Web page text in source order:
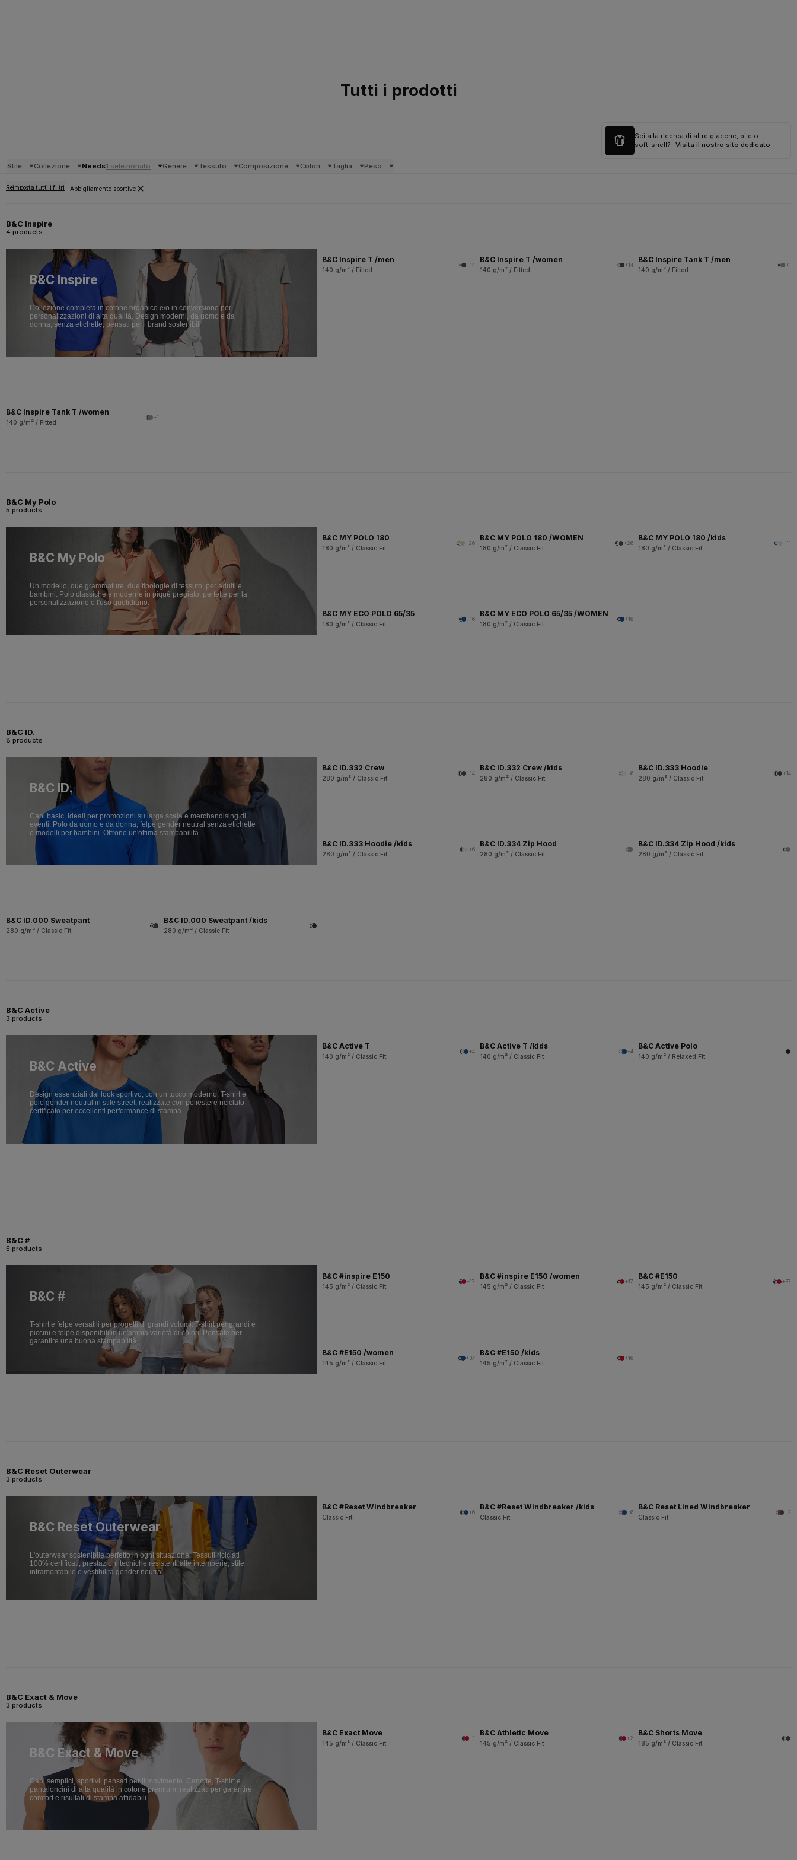
Tutti i prodotti
Sei alla ricerca di altre giacche, pile o
soft-shell?
Visita il nostro sito dedicato
Stile Collezione Needs1 selezionato Genere Tessuto Composizione Colori Taglia Peso
Reimposta tutti i filtri Abbigliamento sportive
B&C Inspire
4 products
B&C Inspire
Collezione completa in cotone organico e/o in conversione per
personalizzazioni di alta qualità. Design moderni, da uomo e da
donna, senza etichette, pensati per i brand sostenibili.
B&C Inspire T /men
140 g/m² / Fitted
+14
B&C Inspire T /women
140 g/m² / Fitted
+14
B&C Inspire Tank T /men
140 g/m² / Fitted
+1
B&C Inspire Tank T /women
140 g/m² / Fitted
+1
B&C My Polo
5 products
B&C My Polo
Un modello, due grammature, due tipologie di tessuto, per adulti e
bambini. Polo classiche e moderne in piqué pregiato, perfette per la
personalizzazione e l'uso quotidiano.
B&C MY POLO 180
180 g/m² / Classic Fit
+26
B&C MY POLO 180 /WOMEN
180 g/m² / Classic Fit
+26
B&C MY POLO 180 /kids
180 g/m² / Classic Fit
+11
B&C MY ECO POLO 65/35
180 g/m² / Classic Fit
+16
B&C MY ECO POLO 65/35 /WOMEN
180 g/m² / Classic Fit
+16
B&C ID.
8 products
B&C ID.
Capi basic, ideali per promozioni su larga scala e merchandising di
eventi. Polo da uomo e da donna, felpe gender neutral senza etichette
e modelli per bambini. Offrono un'ottima stampabilità.
B&C ID.332 Crew
280 g/m² / Classic Fit
+14
B&C ID.332 Crew /kids
280 g/m² / Classic Fit
+6
B&C ID.333 Hoodie
280 g/m² / Classic Fit
+14
B&C ID.333 Hoodie /kids
280 g/m² / Classic Fit
+6
B&C ID.334 Zip Hood
280 g/m² / Classic Fit
B&C ID.334 Zip Hood /kids
280 g/m² / Classic Fit
B&C ID.000 Sweatpant
280 g/m² / Classic Fit
B&C ID.000 Sweatpant /kids
280 g/m² / Classic Fit
B&C Active
3 products
B&C Active
Design essenziali dal look sportivo, con un tocco moderno. T-shirt e
polo gender neutral in stile street, realizzate con poliestere riciclato
certificato per eccellenti performance di stampa.
B&C Active T
140 g/m² / Classic Fit
+4
B&C Active T /kids
140 g/m² / Classic Fit
+4
B&C Active Polo
140 g/m² / Relaxed Fit
B&C #
5 products
B&C #
T-shirt e felpe versatili per progetti di grandi volumi. T-shirt per grandi e
piccini e felpe disponibili in un'ampia varietà di colori. Pensate per
garantire una buona stampabilità.
B&C #inspire E150
145 g/m² / Classic Fit
+17
B&C #inspire E150 /women
145 g/m² / Classic Fit
+17
B&C #E150
145 g/m² / Classic Fit
+37
B&C #E150 /women
145 g/m² / Classic Fit
+37
B&C #E150 /kids
145 g/m² / Classic Fit
+16
B&C Reset Outerwear
3 products
B&C Reset Outerwear
L'outerwear sostenibile perfetto in ogni situazione. Tessuti riciclati
100% certificati, prestazioni tecniche resistenti alle intemperie, stile
intramontabile e vestibilità gender neutral.
B&C #Reset Windbreaker
Classic Fit
+6
B&C #Reset Windbreaker /kids
Classic Fit
+6
B&C Reset Lined Windbreaker
Classic Fit
+2
B&C Exact & Move
3 products
B&C Exact & Move
Capi semplici, sportivi, pensati per il movimento. Canotte, T-shirt e
pantaloncini di alta qualità in cotone premium, realizzati per garantire
comfort e risultati di stampa affidabili.
B&C Exact Move
145 g/m² / Classic Fit
+1
B&C Athletic Move
145 g/m² / Classic Fit
+2
B&C Shorts Move
185 g/m² / Classic Fit